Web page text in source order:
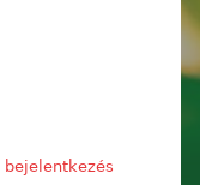
bejelentkezés